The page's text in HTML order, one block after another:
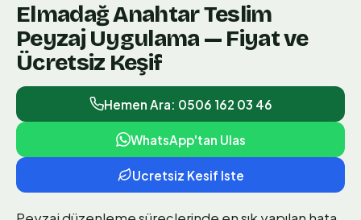
Elmadağ Anahtar Teslim
Peyzaj Uygulama — Fiyat ve
Ücretsiz Keşif
Hemen Ara: 0506 162 03 46
WhatsApp'tan Ulas
Ucretsiz Kesif Iste